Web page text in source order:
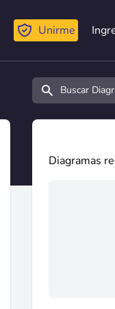
Unirme
Buscar
Diagramas